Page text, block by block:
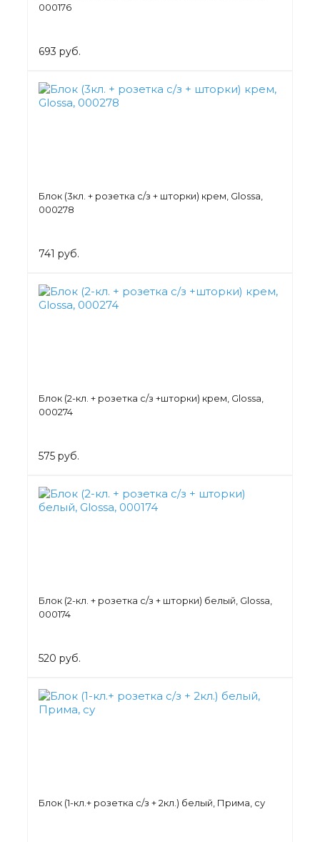
000176
693 руб.
Блок (3кл. + розетка с/з + шторки) крем, Glossa,
000278
741 руб.
Блок (2-кл. + розетка с/з +шторки) крем, Glossa,
000274
575 руб.
Блок (2-кл. + розетка с/з + шторки) белый, Glossa,
000174
520 руб.
Блок (1-кл.+ розетка с/з + 2кл.) белый, Прима, су